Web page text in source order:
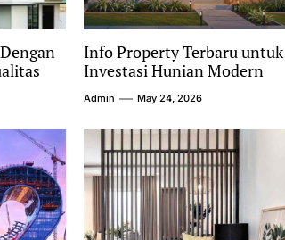
Info Property Terbaru untuk
Investasi Hunian Modern
Admin May 24, 2026